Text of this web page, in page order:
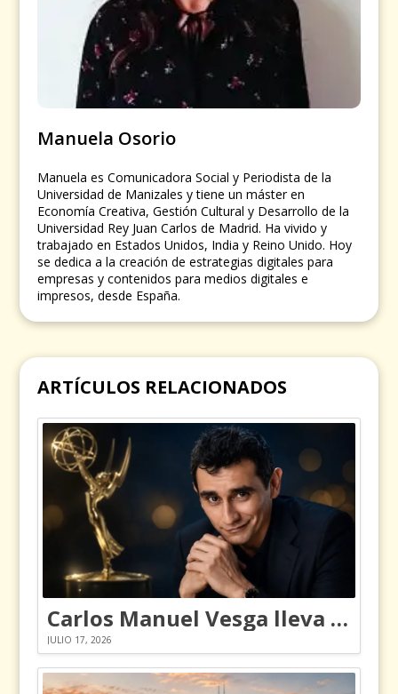
Manuela Osorio
Manuela es Comunicadora Social y Periodista de la
Universidad de Manizales y tiene un máster en
Economía Creativa, Gestión Cultural y Desarrollo de la
Universidad Rey Juan Carlos de Madrid. Ha vivido y
trabajado en Estados Unidos, India y Reino Unido. Hoy
se dedica a la creación de estrategias digitales para
empresas y contenidos para medios digitales e
impresos, desde España.
ARTÍCULOS RELACIONADOS
Carlos Manuel Vesga lleva el nombre de Colombia a los Emmy
JULIO 17, 2026